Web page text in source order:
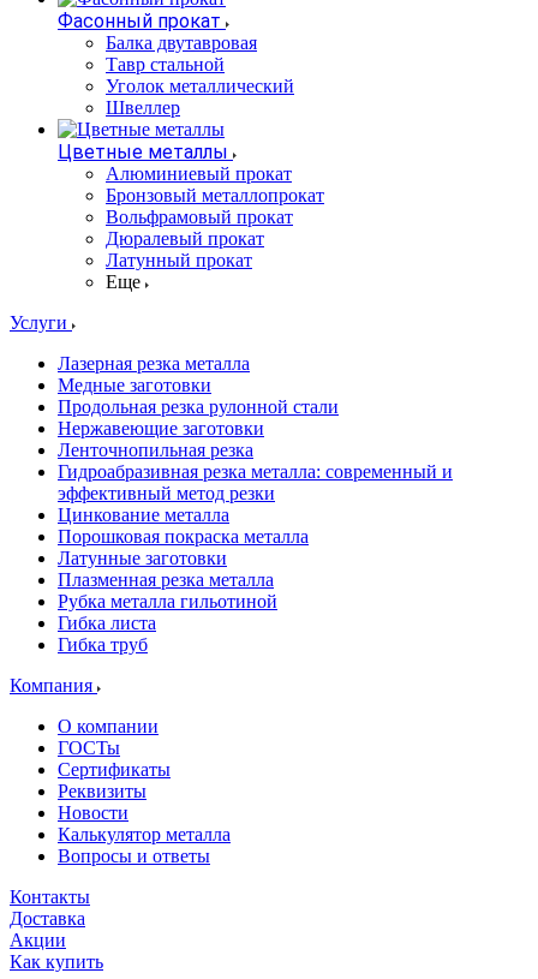
Фасонный прокат
Балка двутавровая
Тавр стальной
Уголок металлический
Швеллер
Цветные металлы
Алюминиевый прокат
Бронзовый металлопрокат
Вольфрамовый прокат
Дюралевый прокат
Латунный прокат
Еще
Услуги
Лазерная резка металла
Медные заготовки
Продольная резка рулонной стали
Нержавеющие заготовки
Ленточнопильная резка
Гидроабразивная резка металла: современный и
эффективный метод резки
Цинкование металла
Порошковая покраска металла
Латунные заготовки
Плазменная резка металла
Рубка металла гильотиной
Гибка листа
Гибка труб
Компания
О компании
ГОСТы
Сертификаты
Реквизиты
Новости
Калькулятор металла
Вопросы и ответы
Контакты
Доставка
Акции
Как купить